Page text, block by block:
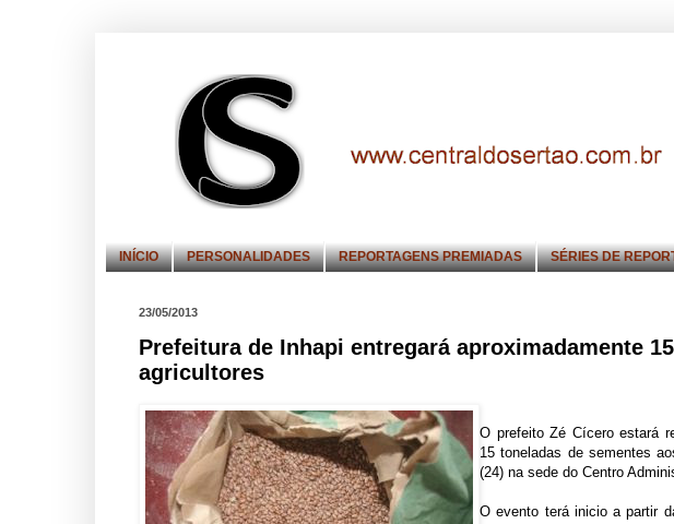
INÍCIO PERSONALIDADES REPORTAGENS PREMIADAS SÉRIES DE
23/05/2013
Prefeitura de Inhapi entregará aproximadamente
agricultores
O prefeito Zé Cícero estará
15 toneladas de sementes
(24) na sede do Centro
O evento terá inicio a partir